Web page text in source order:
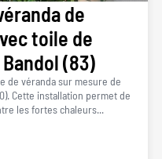
de
toile de
(83)
de véranda sur mesure de
Cette installation permet de
les fortes chaleurs...